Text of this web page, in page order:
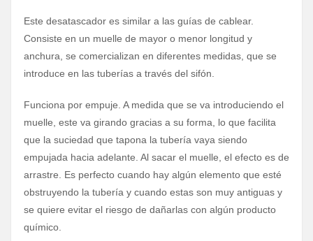
Este desatascador es similar a las guías de cablear.
Consiste en un muelle de mayor o menor longitud y
anchura, se comercializan en diferentes medidas, que se
introduce en las tuberías a través del sifón.
Funciona por empuje. A medida que se va introduciendo el
muelle, este va girando gracias a su forma, lo que facilita
que la suciedad que tapona la tubería vaya siendo
empujada hacia adelante. Al sacar el muelle, el efecto es de
arrastre. Es perfecto cuando hay algún elemento que esté
obstruyendo la tubería y cuando estas son muy antiguas y
se quiere evitar el riesgo de dañarlas con algún producto
químico.